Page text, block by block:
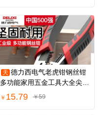
天 德力西电气老虎钳钢丝钳
多功能家用五金工具大全尖嘴
电工剥线钳子
￥ 15.79 ￥59